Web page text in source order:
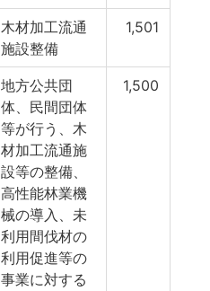
木材加工流通
施設整備
1,501
地方公共団
体、民間団体
等が行う、木
材加工流通施
設等の整備、
高性能林業機
械の導入、未
利用間伐材の
利用促進等の
事業に対する
1,500